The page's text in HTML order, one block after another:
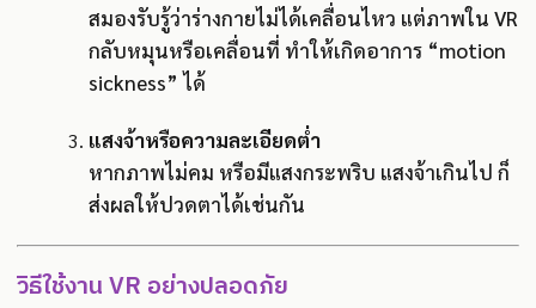
สมองรับรู้ว่าร่างกายไม่ได้เคลื่อนไหว แต่ภาพใน VR
กลับหมุนหรือเคลื่อนที่ ทำให้เกิดอาการ “motion
sickness” ได้
แสงจ้าหรือความละเอียดต่ำ
หากภาพไม่คม หรือมีแสงกระพริบ แสงจ้าเกินไป ก็
ส่งผลให้ปวดตาได้เช่นกัน
วิธีใช้งาน VR อย่างปลอดภัย